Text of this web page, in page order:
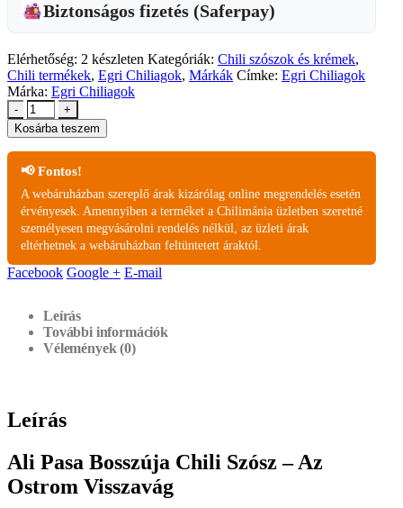
Biztonságos fizetés (Saferpay)
Elérhetőség: 2 készleten Kategóriák: Chili szószok és krémek,
Chili termékek, Egri Chiliagok, Márkák Címke: Egri Chiliagok
Márka: Egri Chiliagok
-
+
Kosárba teszem
📢 Fontos!
A webáruházban szereplő árak kizárólag online megrendelés esetén
érvényesek. Amennyiben a terméket a Chilimánia üzletben szeretné
személyesen megvásárolni rendelés nélkül, az üzleti árak
eltérhetnek a webáruházban feltüntetett áraktól.
Facebook Google + E-mail
Leírás
További információk
Vélemények (0)
Leírás
Ali Pasa Bosszúja Chili Szósz – Az
Ostrom Visszavág